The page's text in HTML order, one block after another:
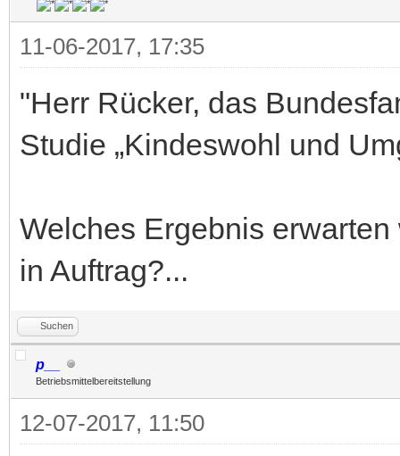
11-06-2017, 17:35
"Herr Rücker, das
Studie „Kindeswohl und
Welches Ergebnis
in Auftrag?...
Suchen
p__
Betriebsmittelbereitstellung
12-07-2017, 11:50